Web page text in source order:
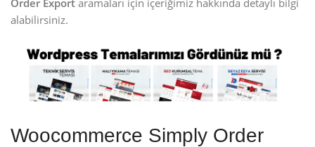
Order Export aramaları için içeriğimiz hakkında detaylı bilgi
alabilirsiniz.
Woocommerce Simply Order